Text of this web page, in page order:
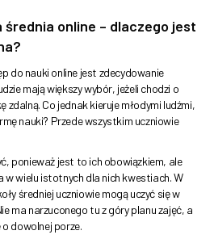
średnia online – dlaczego jest
do nauki online jest zdecydowanie
mają większy wybór, jeżeli chodzi o
zdalną. Co jednak kieruje młodymi ludźmi,
nauki? Przede wszystkim uczniowie
ponieważ jest to ich obowiązkiem, ale
w wielu istotnych dla nich kwestiach. W
średniej uczniowie mogą uczyć się w
ma narzuconego tu z góry planu zajęć, a
dowolnej porze.